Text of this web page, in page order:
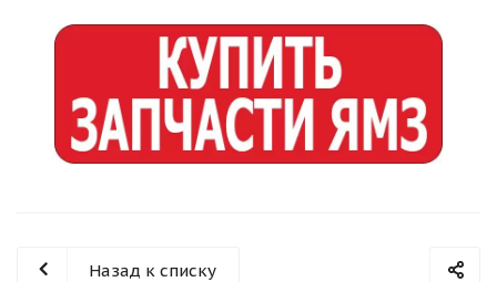
Назад к списку